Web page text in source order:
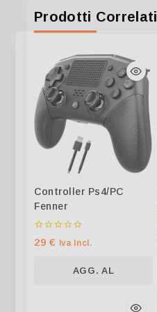
Prodotti Correlati
Controller Ps4/PC
Fenner
0
su
29€ Iva Incl.
AGG. AL